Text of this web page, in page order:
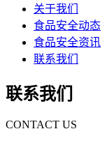
关于我们
食品安全动态
食品安全资讯
联系我们
联系我们
CONTACT US